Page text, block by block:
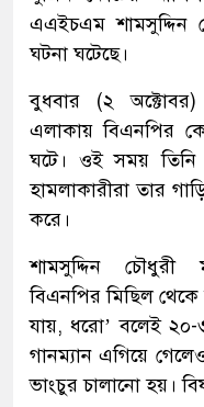
এএইচএম শামসুদ্দিন
ঘটনা ঘটেছে।
বুধবার (২ অক্টোবর)
এলাকায় বিএনপির
ঘটে। ওই সময় তিনি
হামলাকারীরা তার
করে।
শামসুদ্দিন চৌধুরী
বিএনপির মিছিল
যায়, ধরো’ বলেই
গানম্যান এগিয়ে
ভাংচুর চালানো হয়।